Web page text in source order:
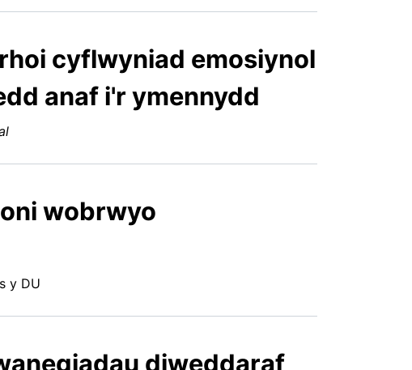
cyflwyniad emosiynol
anaf i'r ymennydd
wobrwyo
y DU
diweddaraf